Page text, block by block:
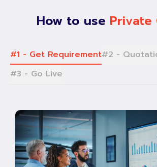
How to use Private
#1 - Get Requirement#2 -
#3 - Go Live